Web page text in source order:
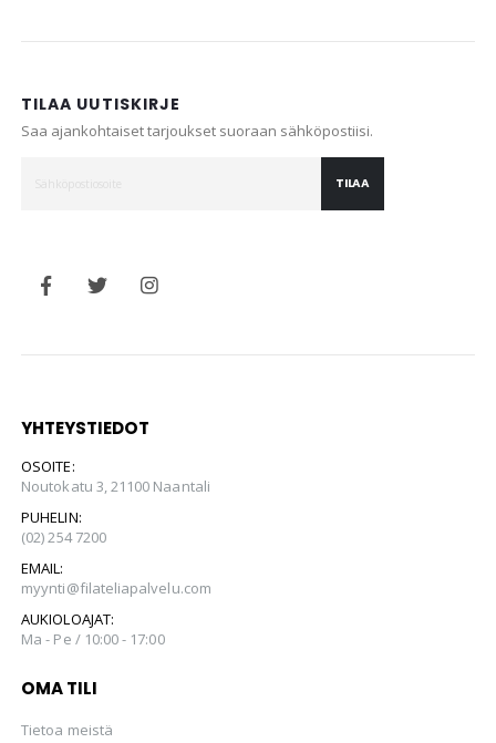
TILAA UUTISKIRJE
Saa ajankohtaiset tarjoukset suoraan sähköpostiisi.
TILAA
YHTEYSTIEDOT
OSOITE:
Noutokatu 3, 21100 Naantali
PUHELIN:
(02) 254 7200
EMAIL:
myynti@filateliapalvelu.com
AUKIOLOAJAT:
Ma - Pe / 10:00 - 17:00
OMA TILI
Tietoa meistä